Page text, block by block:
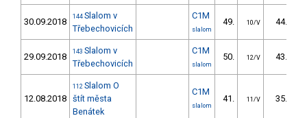
30.09.2018 144 Slalom v
Třebechovicích
C1M
slalom
49. 10/V 44.20
29.09.2018 143 Slalom v
Třebechovicích
C1M
slalom
50. 12/V 43.87
12.08.2018
112 Slalom O
štít města
Benátek
C1M
slalom
41. 11/V 35.91